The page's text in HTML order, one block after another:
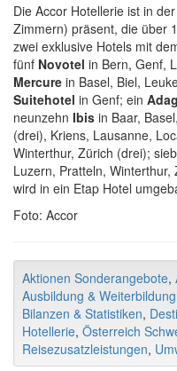
Die Accor Hotellerie ist in
Zimmern) präsent, die über
zwei exklusive Hotels mit
fünf Novotel in Bern, Genf,
Mercure in Basel, Biel,
Suitehotel in Genf; ein
neunzehn Ibis in Baar,
(drei), Kriens, Lausanne,
Winterthur, Zürich (drei);
Luzern, Pratteln,
wird in ein Etap Hotel
Foto: Accor
Aktionen Sonderangebote,
Ausbildung &
Bilanzen & Statistiken,
Hotellerie, Österreich
Reisezusatzleistungen,